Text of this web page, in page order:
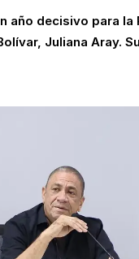
año decisivo para
Juliana Aray.